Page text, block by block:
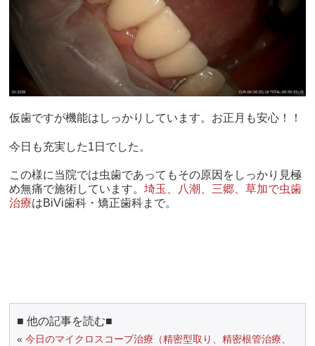
仮歯ですが機能はしっかりしています。お正月も安心！！
今日も充実した1日でした。
この様に当院では虫歯であってもその原因をしっかり見極
め無痛で施術しています。埼玉、八潮、三郷、草加で虫歯
治療はBiVi歯科・矯正歯科まで。
■ 他の記事を読む■
«今日のマイクロスコープ治療（精密型取り、精密根管治療、